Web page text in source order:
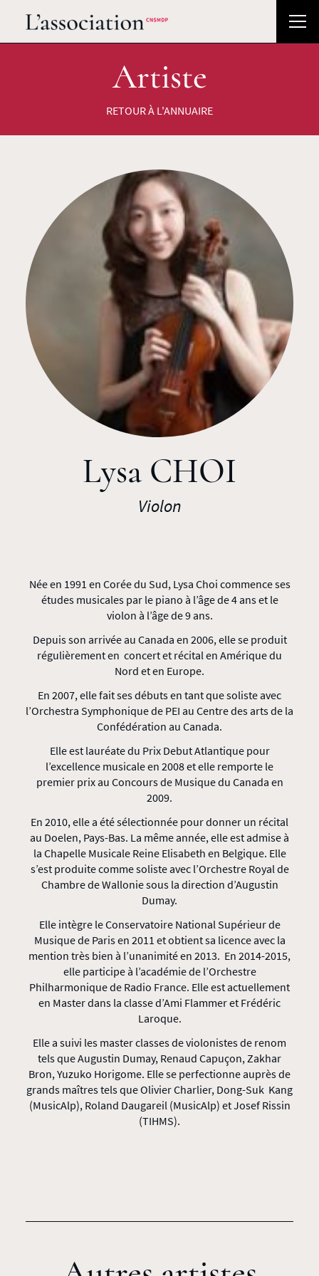
Artiste
RETOUR À L'ANNUAIRE
Lysa CHOI
Violon
Née en 1991 en Corée du Sud, Lysa Choi commence ses
études musicales par le piano à l’âge de 4 ans et le
violon à l’âge de 9 ans.
Depuis son arrivée au Canada en 2006, elle se produit
régulièrement en concert et récital en Amérique du
Nord et en Europe.
En 2007, elle fait ses débuts en tant que soliste avec
l’Orchestra Symphonique de PEI au Centre des arts de la
Confédération au Canada.
Elle est lauréate du Prix Debut Atlantique pour
l’excellence musicale en 2008 et elle remporte le
premier prix au Concours de Musique du Canada en
2009.
En 2010, elle a été sélectionnée pour donner un récital
au Doelen, Pays-Bas. La même année, elle est admise à
la Chapelle Musicale Reine Elisabeth en Belgique. Elle
s’est produite comme soliste avec l’Orchestre Royal de
Chambre de Wallonie sous la direction d’Augustin
Dumay.
Elle intègre le Conservatoire National Supérieur de
Musique de Paris en 2011 et obtient sa licence avec la
mention très bien à l’unanimité en 2013. En 2014-2015,
elle participe à l’académie de l’Orchestre
Philharmonique de Radio France. Elle est actuellement
en Master dans la classe d’Ami Flammer et Frédéric
Laroque.
Elle a suivi les master classes de violonistes de renom
tels que Augustin Dumay, Renaud Capuçon, Zakhar
Bron, Yuzuko Horigome. Elle se perfectionne auprès de
grands maîtres tels que Olivier Charlier, Dong-Suk Kang
(MusicAlp), Roland Daugareil (MusicAlp) et Josef Rissin
(TIHMS).